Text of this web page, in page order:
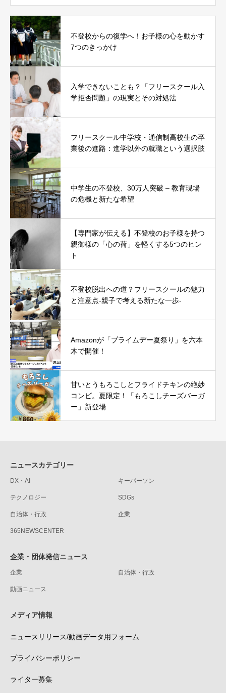
不登校からの復学へ！お子様の心を動かす
7つのきっかけ
入学できないことも？「フリースクール入
学拒否問題」の現実とその対処法
フリースクール中学校・通信制高校生の卒
業後の進路：進学以外の就職という選択肢
中学生の不登校、30万人突破 – 教育現場
の危機と新たな希望
【専門家が伝える】不登校のお子様を持つ
親御様の「心の荷」を軽くする5つのヒン
ト
不登校脱出への道？フリースクールの魅力
と注意点-親子で考える新たな一歩-
Amazonが「プライムデー夏祭り」を六本
木で開催！
甘いとうもろこしとフライドチキンの絶妙
コンビ。夏限定！「もろこしチーズバーガ
ー」新登場
ニュースカテゴリー
DX・AI キーパーソン
テクノロジー SDGs
自治体・行政 企業
365NEWSCENTER
企業・団体発信ニュース
企業 自治体・行政
動画ニュース
メディア情報
ニュースリリース/動画データ用フォーム
プライバシーポリシー
ライター募集